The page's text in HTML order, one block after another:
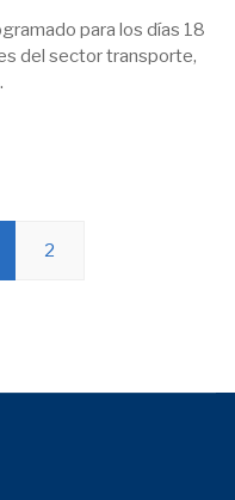
para los días 18
del sector transporte,
2